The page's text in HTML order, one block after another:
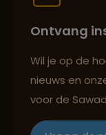
Reizen
Ontvang
Wil je op de
nieuws en
voor de